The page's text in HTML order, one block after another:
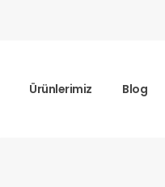
Ürünlerimiz Blog